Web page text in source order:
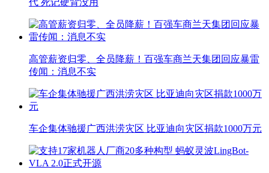
高管薪资归零、全员降薪！百强车商兰天集团回应暴雷
传闻：消息不实
车企集体驰援广西洪涝灾区 比亚迪向灾区捐款1000万元